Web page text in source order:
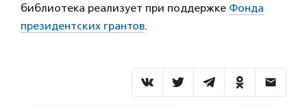
библиотека реализует при поддержке Фонда
президентских грантов.